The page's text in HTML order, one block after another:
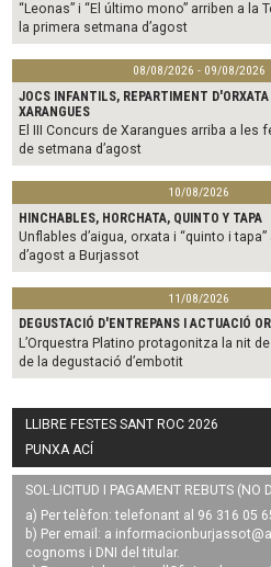
“Leonas” i “El último mono” arriben a la
la primera setmana d’agost
08/08/2026 - 09/08/2026
JOCS INFANTILS, REPARTIMENT
XARANGUES
El III Concurs de Xarangues arriba a
de setmana d’agost
10/08/2026
HINCHABLES, HORCHATA, QUINTO Y TAPA
Unflables d’aigua, orxata i “quinto i
d’agost a Burjassot
11/08/2026
DEGUSTACIÓ D'ENTREPANS I ACTUACIÓ
L’Orquestra Platino protagonitza la nit
de la degustació d’embotit
LLIBRE FESTES SANT ROC 2026
PUNXA ACÍ
SOL·LICITUD I PAGAMENT REBUTS (NO
a) Per telèfon: telefonant al 96 316 05
b) Per email: a
cognoms i DNI del titular.